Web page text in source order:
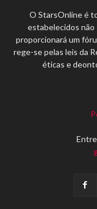
O StarsOnline é
estabelecidos não
proporcionará um
rege-se pelas leis da
éticas e